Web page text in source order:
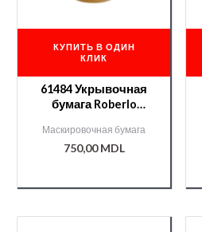
КУПИТЬ В ОДИН
КЛИК
61484 Укрывочная
бумага Roberlo
Маскировочная бумага
750,00MDL